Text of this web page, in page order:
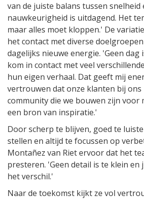
van de juiste balans tussen snelheid
nauwkeurigheid is uitdagend. Het
maar alles moet kloppen.' De
het contact met diverse
dagelijks nieuwe energie. 'Geen dag
kom in contact met veel
hun eigen verhaal. Dat geeft mij
vertrouwen dat onze klanten bij ons
community die we bouwen zijn voor
een bron van inspiratie.'
Door scherp te blijven, goed te
stellen en altijd te focussen op
Montañez van Riet ervoor dat het
presteren. 'Geen detail is te klein en
het verschil.'
Naar de toekomst kijkt ze vol